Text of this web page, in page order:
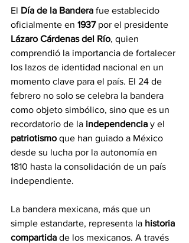
El Día de la Bandera fue establecido
oficialmente en 1937 por el presidente
Lázaro Cárdenas del Río, quien
comprendió la importancia de fortalecer
los lazos de identidad nacional en un
momento clave para el país. El 24 de
febrero no solo se celebra la bandera
como objeto simbólico, sino que es un
recordatorio de la independencia y el
patriotismo que han guiado a México
desde su lucha por la autonomía en
1810 hasta la consolidación de un país
independiente.
La bandera mexicana, más que un
simple estandarte, representa la historia
compartida de los mexicanos. A través